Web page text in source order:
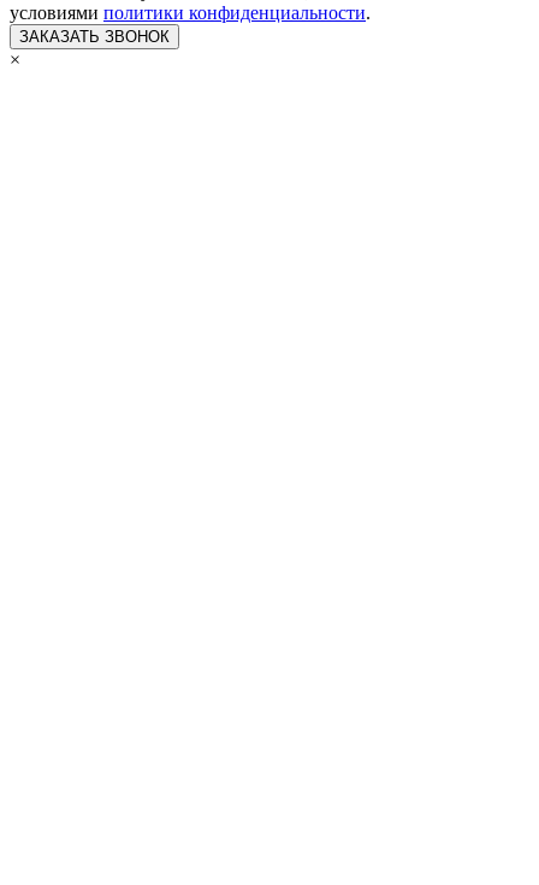
условиями политики конфиденциальности.
×